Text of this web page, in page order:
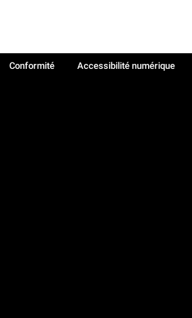
Conformité
Accessibilité numérique